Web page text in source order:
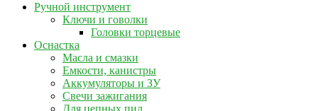
Ручной инструмент
Ключи и говолки
Головки торцевые
Оснастка
Масла и смазки
Емкости, канистры
Аккумуляторы и ЗУ
Свечи зажигания